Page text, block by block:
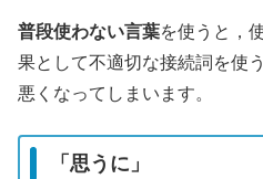
普段使わない言葉を使うと，
果として不適切な接続詞を使
悪くなってしまいます。
「思うに」